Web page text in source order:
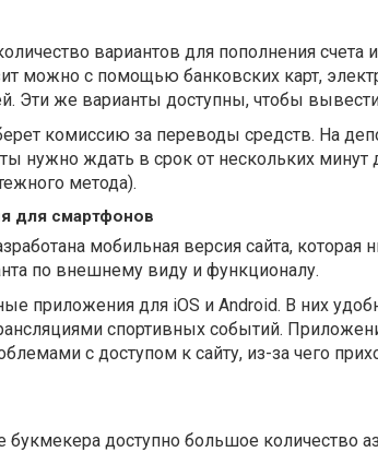
вариантов для пополнения счета
можно с помощью банковских карт,
Эти же варианты доступны, чтобы
комиссию за переводы средств. На
нужно ждать в срок от нескольких минут
метода).
для смартфонов
мобильная версия сайта, которая
по внешнему виду и функционалу.
приложения для iOS и Android. В них
спортивных событий.
с доступом к сайту, из-за чего
букмекера доступно большое количество